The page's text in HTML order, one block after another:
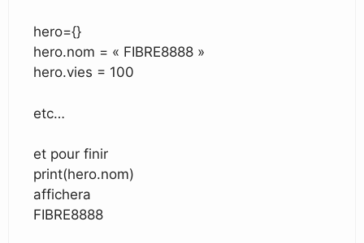
hero={}
hero.nom = « FIBRE8888 »
hero.vies = 100
etc…
et pour finir
print(hero.nom)
affichera
FIBRE8888